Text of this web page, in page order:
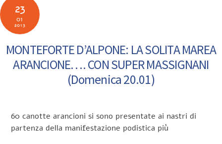
23
01
2013
MONTEFORTE D’ALPONE: LA SOLITA MAREA
ARANCIONE…. CON SUPER MASSIGNANI
(Domenica 20.01)
60 canotte arancioni si sono presentate ai nastri di
partenza della manifestazione podistica più